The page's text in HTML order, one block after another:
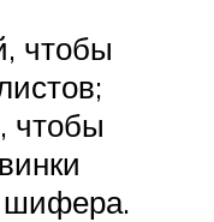
чтобы
чтобы
шифера.